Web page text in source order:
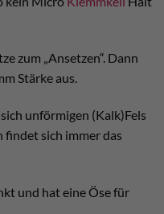
zum „Ansetzen“. Dann
Stärke aus.
unförmigen (Kalk)Fels
findet sich immer das
und hat eine Öse für